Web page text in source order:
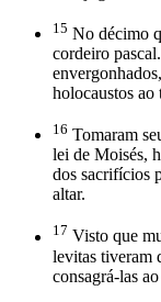
15 No décimo
cordeiro
holocaustos
16 Tomaram
lei de Moisés,
dos sacrifícios
altar.
17 Visto que
levitas tiveram
consagrá-las